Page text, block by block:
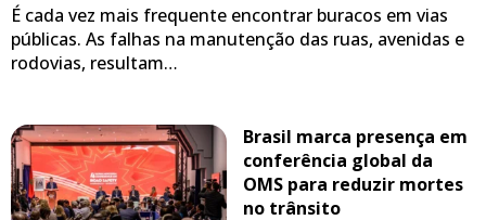
É cada vez mais frequente encontrar buracos em vias
públicas. As falhas na manutenção das ruas, avenidas e
rodovias, resultam…
Brasil marca presença em
conferência global da
OMS para reduzir mortes
no trânsito